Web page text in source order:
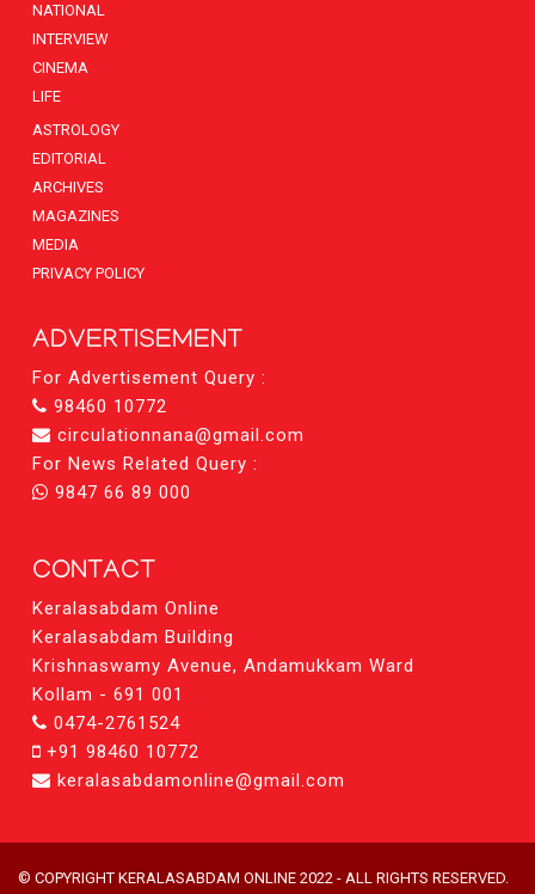
NATIONAL
INTERVIEW
CINEMA
LIFE
ASTROLOGY
EDITORIAL
ARCHIVES
MAGAZINES
MEDIA
PRIVACY POLICY
ADVERTISEMENT
For Advertisement Query :
98460 10772
circulationnana@gmail.com
For News Related Query :
9847 66 89 000
CONTACT
Keralasabdam Online
Keralasabdam Building
Krishnaswamy Avenue, Andamukkam Ward
Kollam - 691 001
0474-2761524
+91 98460 10772
keralasabdamonline@gmail.com
© COPYRIGHT KERALASABDAM ONLINE 2022 - ALL RIGHTS RESERVED.